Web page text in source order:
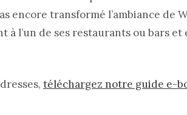
encore transformé l’ambiance de
à l’un de ses restaurants ou bars et
téléchargez notre guide e-